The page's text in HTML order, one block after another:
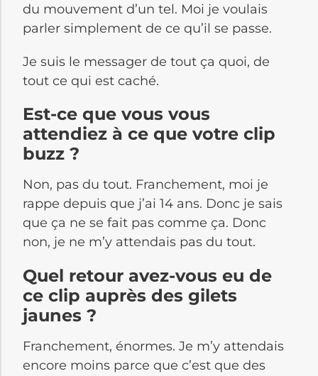
du mouvement d’un tel. Moi je voulais
parler simplement de ce qu’il se passe.
Je suis le messager de tout ça quoi, de
tout ce qui est caché.
Est-ce que vous vous
attendiez à ce que votre clip
buzz ?
Non, pas du tout. Franchement, moi je
rappe depuis que j’ai 14 ans. Donc je sais
que ça ne se fait pas comme ça. Donc
non, je ne m’y attendais pas du tout.
Quel retour avez-vous eu de
ce clip auprès des gilets
jaunes ?
Franchement, énormes. Je m’y attendais
encore moins parce que c’est que des